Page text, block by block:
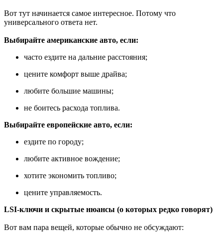
Вот тут начинается самое интересное. Потому что
универсального ответа нет.
Выбирайте американские авто, если:
часто ездите на дальние расстояния;
цените комфорт выше драйва;
любите большие машины;
не боитесь расхода топлива.
Выбирайте европейские авто, если:
ездите по городу;
любите активное вождение;
хотите экономить топливо;
цените управляемость.
LSI-ключи и скрытые нюансы (о которых редко говорят)
Вот вам пара вещей, которые обычно не обсуждают: